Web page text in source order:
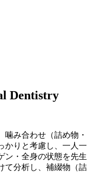
Dentistry
み合わせ（詰め物・
かりと考慮し、一人一
ン・全身の状態を先生
て分析し、補綴物（詰